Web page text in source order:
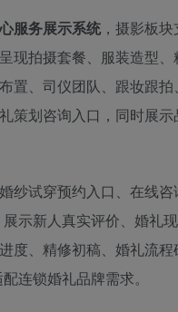
服务展示系统，摄影板块
现拍摄套餐、服装造型
置、司仪团队、跟妆跟
策划咨询入口，同时展
纱试穿预约入口、在线
展示新人真实评价、婚礼
度、精修初稿、婚礼流
连锁婚礼品牌需求。